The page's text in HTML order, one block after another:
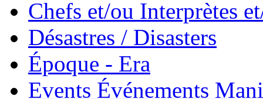
Chefs et/ou Interprètes
Désastres / Disasters
Époque - Era
Events Événements